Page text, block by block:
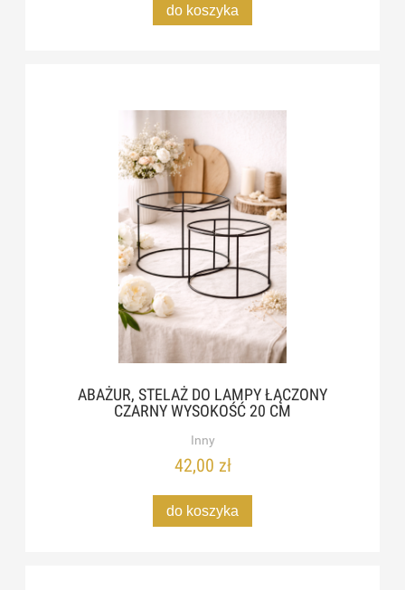
do koszyka
ABAŻUR, STELAŻ DO LAMPY ŁĄCZONY
CZARNY WYSOKOŚĆ 20 CM
Inny
42,00 zł
do koszyka